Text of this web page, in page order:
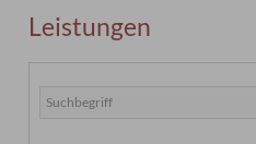
Leistungen